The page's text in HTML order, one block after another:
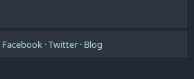
Facebook Twitter Blog